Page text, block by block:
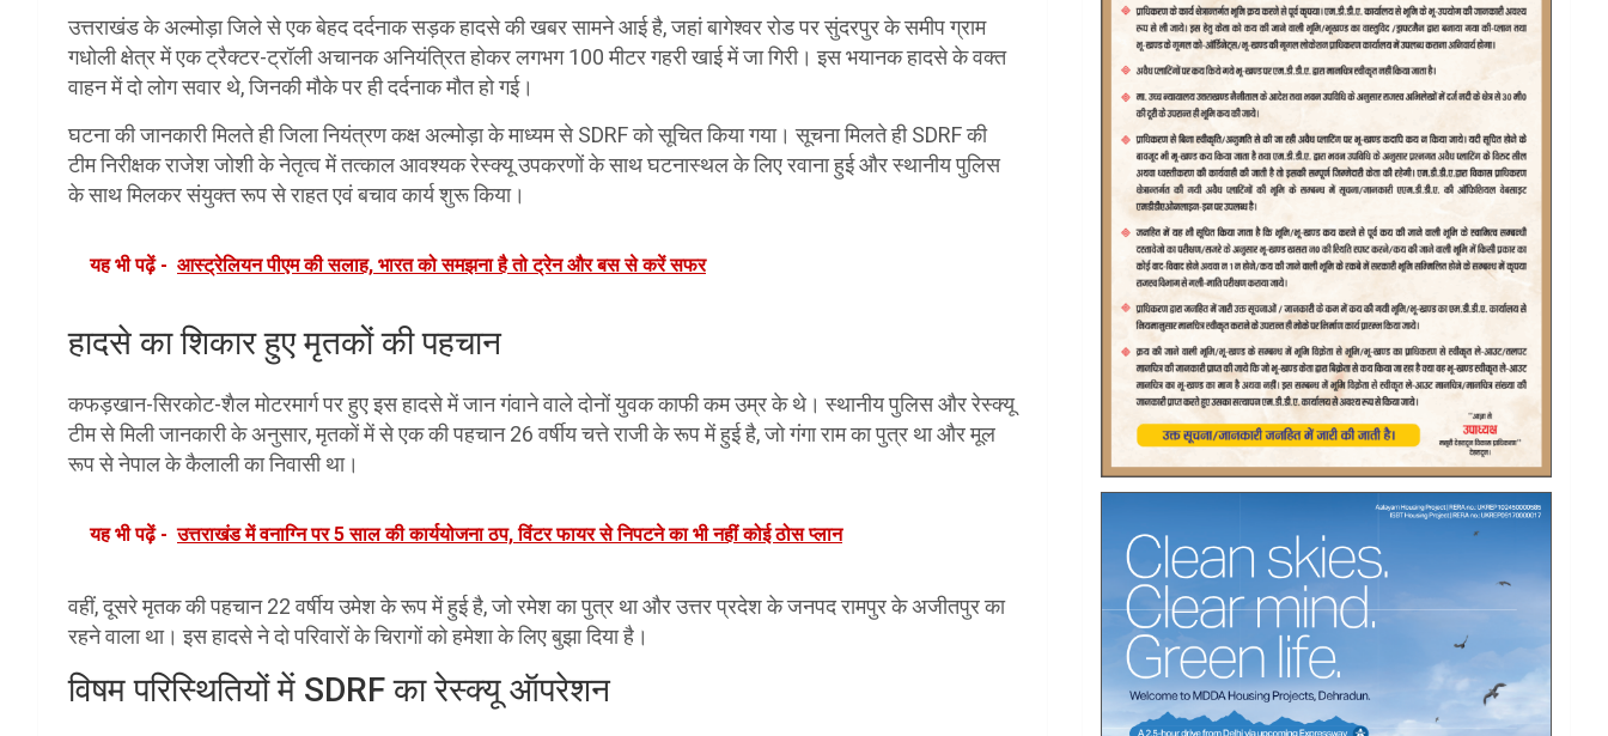
उत्तराखंड के अल्मोड़ा जिले से एक बेहद दर्दनाक सड़क हादसे की खबर सामने आई है, जहां बागेश्वर रोड पर सुंदरपुर के समीप ग्राम
गधोली क्षेत्र में एक ट्रैक्टर-ट्रॉली अचानक अनियंत्रित होकर लगभग 100 मीटर गहरी खाई में जा गिरी। इस भयानक हादसे के वक्त
वाहन में दो लोग सवार थे, जिनकी मौके पर ही दर्दनाक मौत हो गई।
घटना की जानकारी मिलते ही जिला नियंत्रण कक्ष अल्मोड़ा के माध्यम से SDRF को सूचित किया गया। सूचना मिलते ही SDRF की
टीम निरीक्षक राजेश जोशी के नेतृत्व में तत्काल आवश्यक रेस्क्यू उपकरणों के साथ घटनास्थल के लिए रवाना हुई और स्थानीय पुलिस
के साथ मिलकर संयुक्त रूप से राहत एवं बचाव कार्य शुरू किया।
यह भी पढ़ें - आस्ट्रेलियन पीएम की सलाह, भारत को समझना है तो ट्रेन और बस से करें सफर
हादसे का शिकार हुए मृतकों की पहचान
कफड़खान-सिरकोट-शैल मोटरमार्ग पर हुए इस हादसे में जान गंवाने वाले दोनों युवक काफी कम उम्र के थे। स्थानीय पुलिस और रेस्क्यू
टीम से मिली जानकारी के अनुसार, मृतकों में से एक की पहचान 26 वर्षीय चत्ते राजी के रूप में हुई है, जो गंगा राम का पुत्र था और मूल
रूप से नेपाल के कैलाली का निवासी था।
यह भी पढ़ें - उत्तराखंड में वनाग्नि पर 5 साल की कार्ययोजना ठप, विंटर फायर से निपटने का भी नहीं कोई ठोस प्लान
वहीं, दूसरे मृतक की पहचान 22 वर्षीय उमेश के रूप में हुई है, जो रमेश का पुत्र था और उत्तर प्रदेश के जनपद रामपुर के अजीतपुर का
रहने वाला था। इस हादसे ने दो परिवारों के चिरागों को हमेशा के लिए बुझा दिया है।
विषम परिस्थितियों में SDRF का रेस्क्यू ऑपरेशन